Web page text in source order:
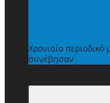
Χρονιαίο
συνέβησαν